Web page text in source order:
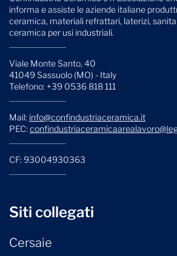
informa e assiste le aziende italiane
ceramica, materiali refrattari, laterizi,
ceramica per usi industriali.
Viale Monte Santo, 40
41049 Sassuolo (MO) - Italy
Telefono: +39 0536 818 111
Mail: info@confindustriaceramica.it
PEC:
CF: 93004930363
Siti collegati
Cersaie